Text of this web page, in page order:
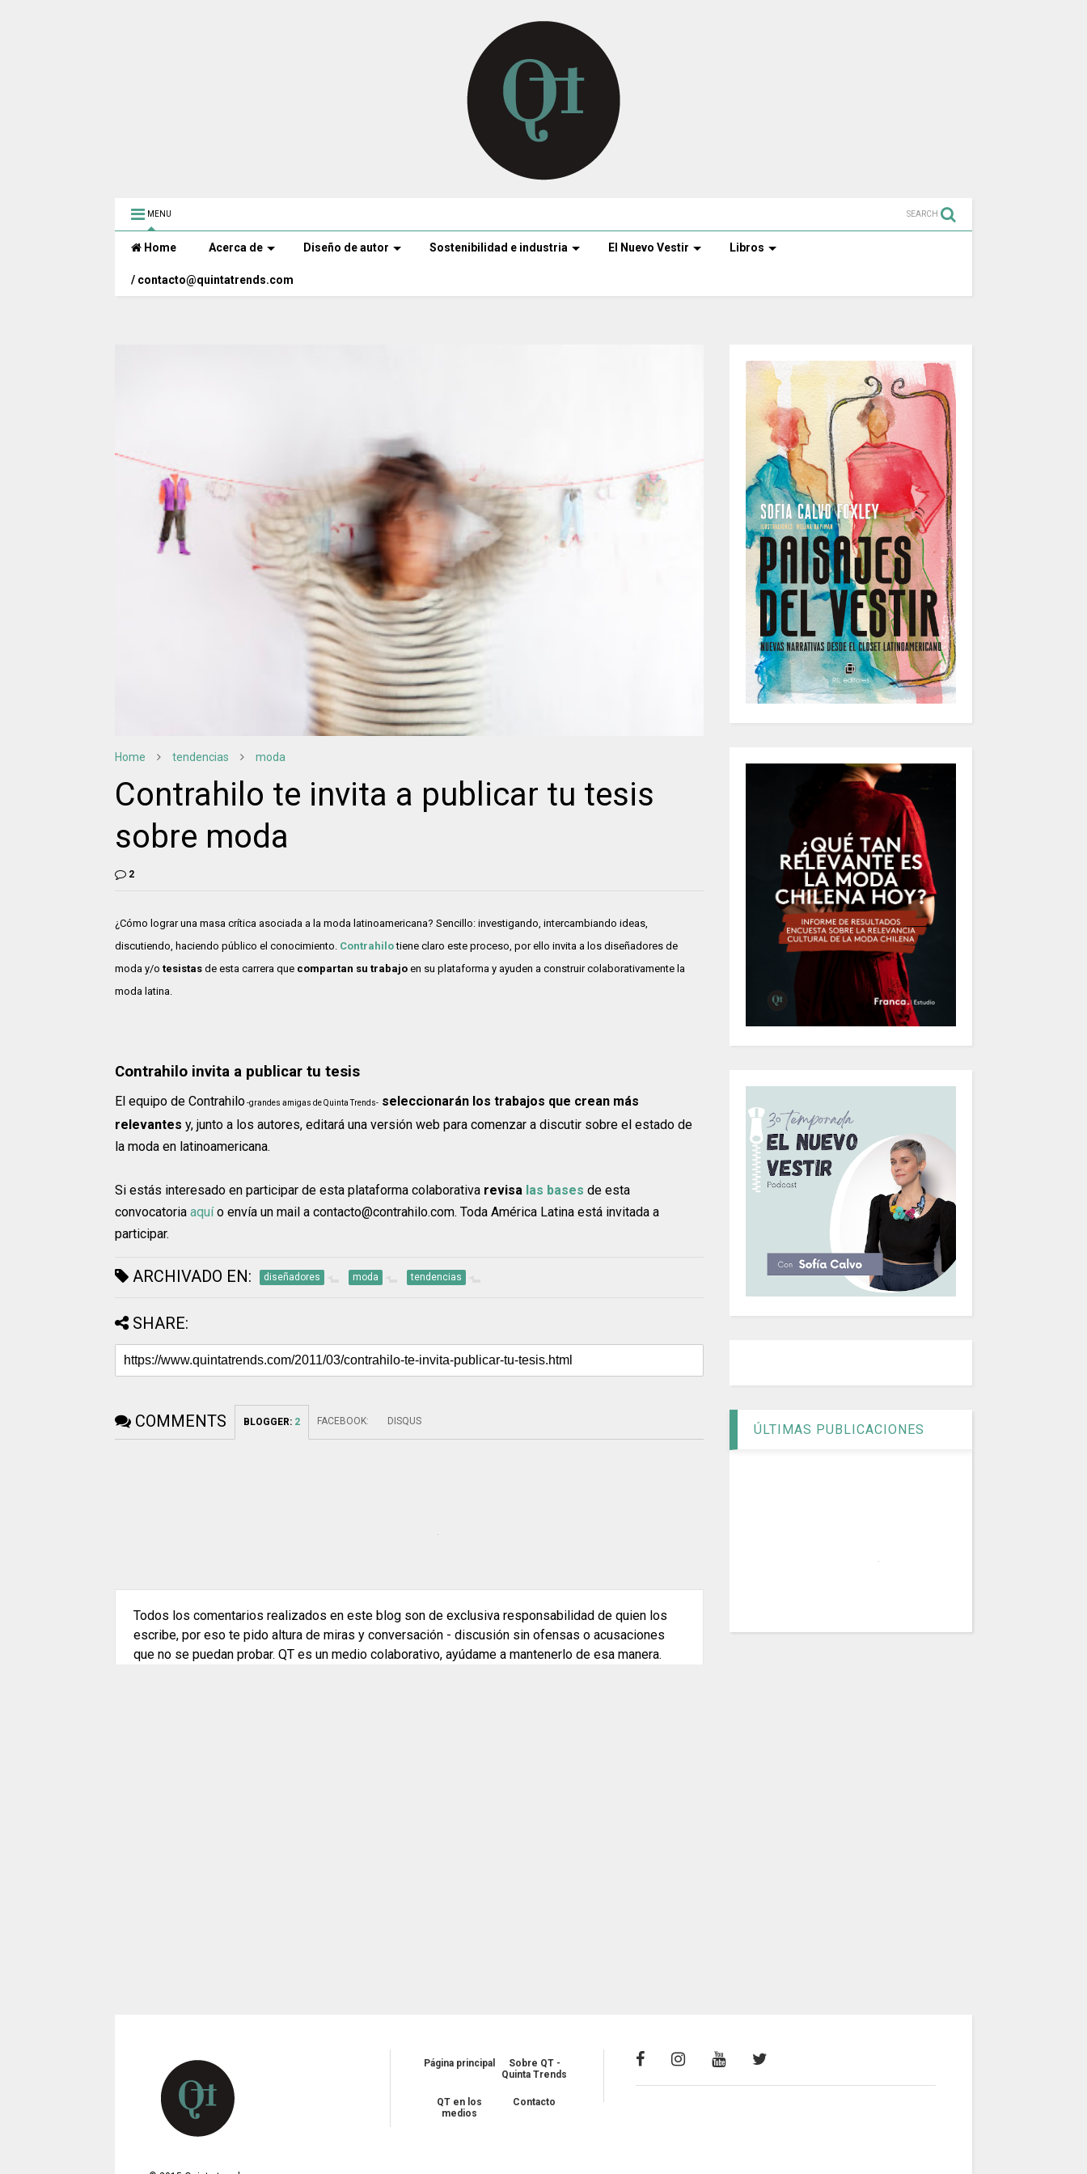
MENU SEARCH
Home Acerca de Diseño de autor Sostenibilidad e industria El Nuevo Vestir Libros
/ contacto@quintatrends.com
Home tendencias moda
Contrahilo te invita a publicar tu tesis
sobre moda
2
¿Cómo lograr una masa crítica asociada a la moda latinoamericana? Sencillo: investigando, intercambiando ideas,
discutiendo, haciendo público el conocimiento. Contrahilotiene claro este proceso, por ello invita a los diseñadores de
moda y/o tesistas de esta carrera que compartan su trabajo en su plataforma y ayuden a construir colaborativamente la
moda latina.
Contrahilo invita a publicar tu tesis
El equipo de Contrahilo-grandes amigas de Quinta Trends- seleccionarán los trabajos que crean más
relevantes y, junto a los autores, editará una versión web para comenzar a discutir sobre el estado de
la moda en latinoamericana.
Si estás interesado en participar de esta plataforma colaborativa revisa las bases de esta
convocatoria aquío envía un mail a contacto@contrahilo.com. Toda América Latina está invitada a
participar.
ARCHIVADO EN: diseñadores moda tendencias
SHARE:
COMMENTS BLOGGER: 2 FACEBOOK: DISQUS
Todos los comentarios realizados en este blog son de exclusiva responsabilidad de quien los
escribe, por eso te pido altura de miras y conversación - discusión sin ofensas o acusaciones
que no se puedan probar. QT es un medio colaborativo, ayúdame a mantenerlo de esa manera.
ÚLTIMAS PUBLICACIONES
Página principal
Sobre QT -
Quinta Trends
QT en los
medios
Contacto